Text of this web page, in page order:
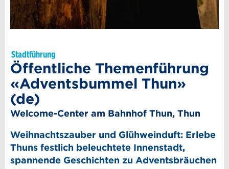
Stadtführung
Öffentliche Themenführung
«Adventsbummel Thun»
(de)
Welcome-Center am Bahnhof Thun, Thun
Weihnachtszauber und Glühweinduft: Erlebe
Thuns festlich beleuchtete Innenstadt,
spannende Geschichten zu Adventsbräuchen